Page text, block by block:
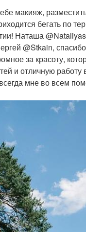
макияж,
бегать по
Наташа
@Stkain,
за красоту,
и отличную работу
мне во всем